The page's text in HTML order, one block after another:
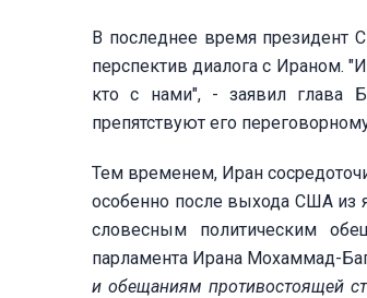
В последнее время президент
перспектив диалога с Ираном.
кто с нами", - заявил глава
препятствуют его
Тем временем, Иран
особенно после выхода США из
словесным политическим
парламента Ирана Мохаммад-
и обещаниям противостоящей